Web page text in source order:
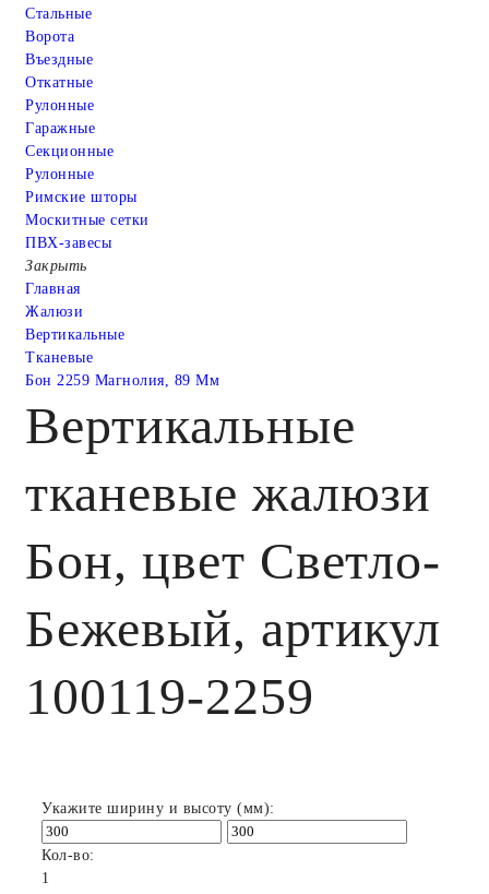
Стальные
Ворота
Въездные
Откатные
Рулонные
Гаражные
Cекционные
Рулонные
Римские шторы
Москитные сетки
ПВХ-завесы
Закрыть
Главная
Жалюзи
Вертикальные
Тканевые
Бон 2259 Магнолия, 89 Мм
Вертикальные
тканевые жалюзи
Бон, цвет Светло-
Бежевый, артикул
100119-2259
Укажите ширину и высоту (мм):
Кол-во:
1